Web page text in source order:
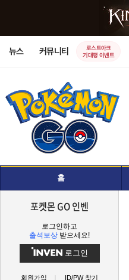
뉴스 커뮤니티
로스트아크
기대평 이벤트
홈
포켓몬 GO 인벤
로그인하고
출석보상 받으세요!
로그인
회원가입 ID/PW 찾기